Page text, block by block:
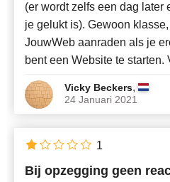
(er wordt zelfs een dag later
je gelukt is). Gewoon
JouwWeb aanraden als je
bent een Website te starten.
Vicky Beckers,
24 Januari 2021
Bij opzegging geen
1